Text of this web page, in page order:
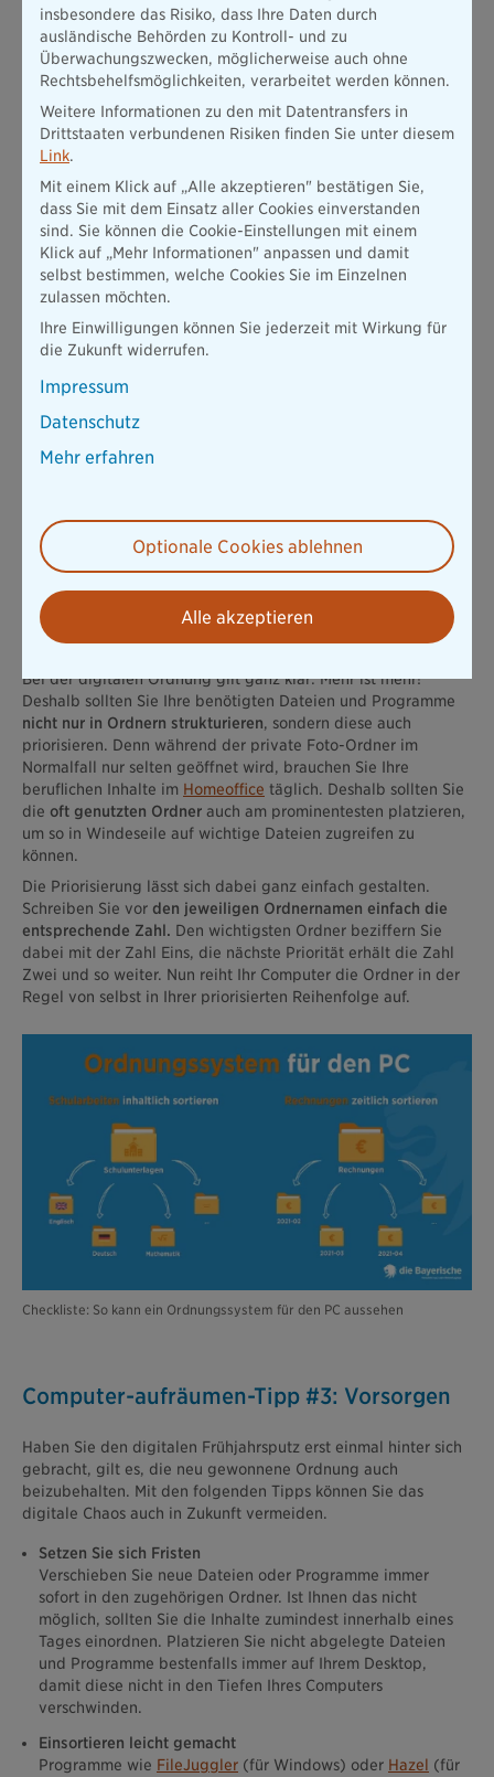
Ordner: Schulunterlagen
Unterordner: Schulfach-Mathe
Unterordner: Schulfach-Deutsch
Unterordner: Schulfach-Englisch
Dabei strukturieren Sie Ihre Unterordner nach zeitlichen
Kategorien, also etwa Jahren oder Monaten. Das bietet sich
zum Beispiel bei Rechnungen an. Hierbei ist es in der Regel
wichtig, denZeitpunkt der Ausstellungzu kennen – etwa
dann, wenn Sie die Rechnung für eine Steuererklärung oder
nach dem Ausstellungsmonat, können Sie bei Bedarf sofort
auf die Richtige zugreifen. Das könnte dann etwa so
aussehen:
Ordner: Rechnungen
1. Unterordner: Rechnungen-2021-02
2. Unterordner: Rechnungen-2021-03
Ihrer Ordner genau Zeit. Schließlich nutzen Sie die
geschaffene Ordnerstruktur auf dem Laufwerk über einen
längeren Zeitraum hinweg. Deshalb sollte diese auch
sorgfältig auf Ihre digitalen Inhalte
Ordner sinnvoll priorisieren
Bei der digitalen Ordnung gilt ganz klar: Mehr ist mehr!
Deshalb sollten Sie Ihre benötigten Dateien und Programme
nicht nur in Ordnern strukturieren, sondern diese auch
priorisieren. Denn während der private Foto-Ordner im
Normalfall nur selten geöffnet wird, brauchen Sie Ihre
beruflichen Inhalte im Homeoffice täglich. Deshalb sollten Sie
die oft genutzten Ordner auch am prominentesten platzieren,
um so in Windeseile auf wichtige Dateien zugreifen zu
können.
Die Priorisierung lässt sich dabei ganz einfach gestalten.
Schreiben Sie vor den jeweiligen Ordnernamen einfach die
entsprechende Zahl. Den wichtigsten Ordner beziffern Sie
dabei mit der Zahl Eins, die nächste Priorität erhält die Zahl
Zwei und so weiter. Nun reiht Ihr Computer die Ordner in der
Regel von selbst in Ihrer priorisierten Reihenfolge auf.
Checkliste: So kann ein Ordnungssystem für den PC aussehen
Computer-aufräumen-Tipp #3: Vorsorgen
Haben Sie den digitalen Frühjahrsputz erst einmal hinter sich
gebracht, gilt es, die neu gewonnene Ordnung auch
beizubehalten. Mit den folgenden Tipps können Sie das
digitale Chaos auch in Zukunft vermeiden.
Setzen Sie sich Fristen
Verschieben Sie neue Dateien oder Programme immer
sofort in den zugehörigen Ordner. Ist Ihnen das nicht
möglich, sollten Sie die Inhalte zumindest innerhalb eines
Tages einordnen. Platzieren Sie nicht abgelegte Dateien
und Programme bestenfalls immer auf Ihrem Desktop,
damit diese nicht in den Tiefen Ihres Computers
verschwinden.
Einsortieren leicht gemacht
Programme wie FileJuggler (für Windows) oder Hazel (für
insbesondere das Risiko, dass Ihre Daten durch
ausländische Behörden zu Kontroll- und zu
Überwachungszwecken, möglicherweise auch ohne
Rechtsbehelfsmöglichkeiten, verarbeitet werden können.
Weitere Informationen zu den mit Datentransfers in
Drittstaaten verbundenen Risiken finden Sie unter diesem
Link.
Mit einem Klick auf „Alle akzeptieren" bestätigen Sie,
dass Sie mit dem Einsatz aller Cookies einverstanden
sind. Sie können die Cookie-Einstellungen mit einem
Klick auf „Mehr Informationen" anpassen und damit
selbst bestimmen, welche Cookies Sie im Einzelnen
zulassen möchten.
Ihre Einwilligungen können Sie jederzeit mit Wirkung für
die Zukunft widerrufen.
Impressum
Datenschutz
Mehr erfahren
Optionale Cookies ablehnen
Alle akzeptieren